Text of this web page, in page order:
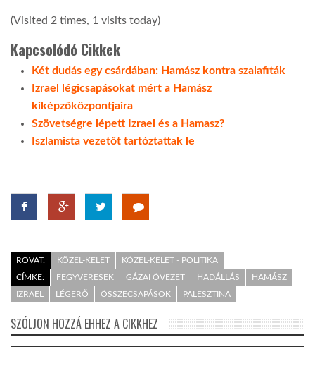
(Visited 2 times, 1 visits today)
Kapcsolódó Cikkek
Két dudás egy csárdában: Hamász kontra szalafiták
Izrael légicsapásokat mért a Hamász
kiképzőközpontjaira
Szövetségre lépett Izrael és a Hamasz?
Iszlamista vezetőt tartóztattak le
ROVAT: KÖZEL-KELET
KÖZEL-KELET - POLITIKA
CÍMKE:
FEGYVERESEK GÁZAI ÖVEZET HADÁLLÁS
HAMÁSZ
IZRAEL
LÉGERŐ ÖSSZECSAPÁSOK PALESZTINA
SZÓLJON HOZZÁ EHHEZ A CIKKHEZ